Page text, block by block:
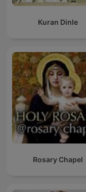
Kuran Dinle
Rosary Chapel